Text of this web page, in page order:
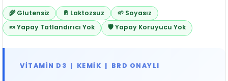
🌾 Glutensiz 🥛 Laktozsuz
🌱 Soyasız
🍬 Yapay Tatlandırıcı Yok
🛡️ Yapay Koruyucu Yok
VITAMIN D3 | KEMIK | BRD ONAYLI